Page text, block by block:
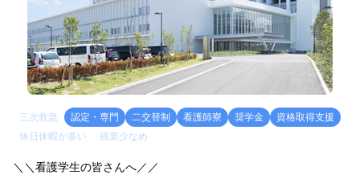
三次救急 認定・専門 二交替制 看護師寮 奨学金
資格取得支援
休日休暇が多い
残業少なめ
＼＼看護学生の皆さんへ／／